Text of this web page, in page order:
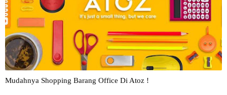
Mudahnya Shopping Barang Office Di Atoz !